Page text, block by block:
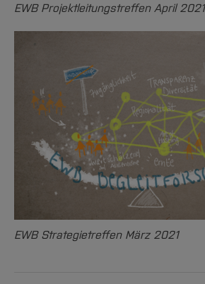
EWB Projektleitungstreffen April 2021
EWB Strategietreffen März 2021